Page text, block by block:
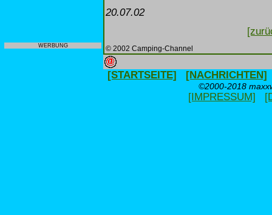
WERBUNG
20.07.02
© 2002 Camping-Channel
[STARTSEITE] [NACHRICHTEN]
©2000-2018
[IMPRESSUM]